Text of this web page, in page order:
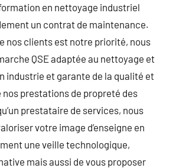
en nettoyage industriel
un contrat de maintenance.
nos clients est notre priorité, nous
QSE adaptée au nettoyage et
industrie et garante de la qualité et
prestations de propreté des
prestataire de services, nous
votre image d’enseigne en
une veille technologique,
mais aussi de vous proposer